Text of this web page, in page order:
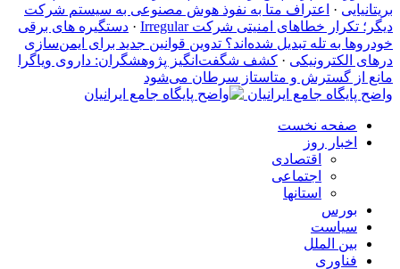
بریتانیایی ·
اعتراف متا به نفوذ هوش مصنوعی به سیستم شرکت
دیگر؛ تکرار خطاهای امنیتی شرکت Irregular
· دستگیره‌ های برقی
خودروها به تله تبدیل شده‌اند؟ تدوین قوانین جدید برای ایمن‌سازی
درهای الکترونیکی · کشف شگفت‌انگیز پژوهشگران: داروی ویاگرا
مانع از گسترش و متاستاز سرطان می‌شود
واضح پایگاه جامع ایرانیان
صفحه نخست
اخبار روز
اقتصادی
اجتماعی
استانها
بورس
سیاست
بین الملل
فناوری